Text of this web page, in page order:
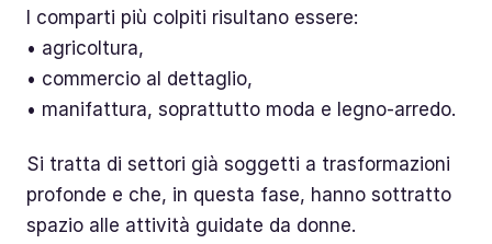
I comparti più colpiti risultano essere:
• agricoltura,
• commercio al dettaglio,
• manifattura, soprattutto moda e legno-arredo.
Si tratta di settori già soggetti a trasformazioni
profonde e che, in questa fase, hanno sottratto
spazio alle attività guidate da donne.